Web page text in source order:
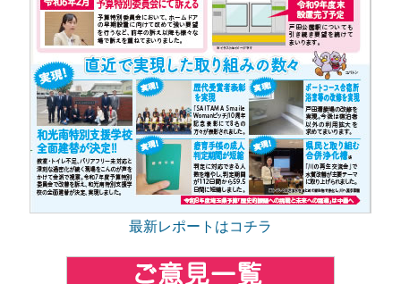
最新レポートはコチラ